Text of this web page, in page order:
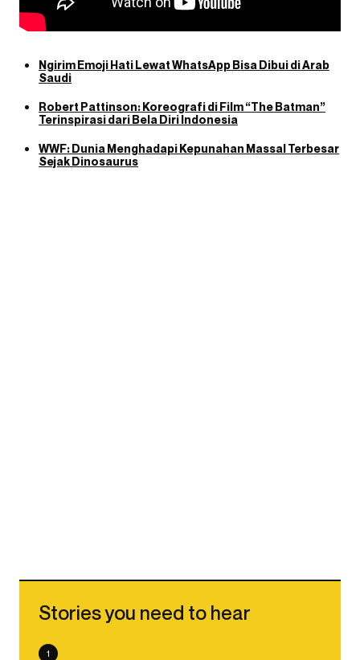
Ngirim Emoji Hati Lewat WhatsApp Bisa Dibui di Arab
Saudi
Robert Pattinson: Koreografi di Film “The Batman”
Terinspirasi dari Bela Diri Indonesia
WWF: Dunia Menghadapi Kepunahan Massal Terbesar
Sejak Dinosaurus
Stories you need to hear
1